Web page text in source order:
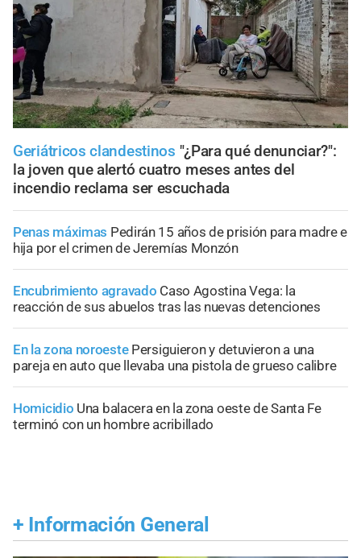
Geriátricos clandestinos "¿Para qué denunciar?":
la joven que alertó cuatro meses antes del
incendio reclama ser escuchada
Penas máximas Pedirán 15 años de prisión para madre e
hija por el crimen de Jeremías Monzón
Encubrimiento agravado Caso Agostina Vega: la
reacción de sus abuelos tras las nuevas detenciones
En la zona noroeste Persiguieron y detuvieron a una
pareja en auto que llevaba una pistola de grueso calibre
Homicidio Una balacera en la zona oeste de Santa Fe
terminó con un hombre acribillado
+ Información General